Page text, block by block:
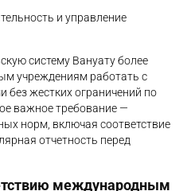
и управление
систему Вануату более
учреждениям работать с
жестких ограничений по
важное требование —
норм, включая соответствие
отчетность перед
международным